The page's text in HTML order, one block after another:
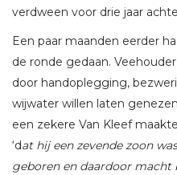
verdween voor drie jaar
Een paar maanden eerder
de ronde gedaan.
door handoplegging,
wijwater willen laten
een zekere Van Kleef
‘dat hij een zevende zoon
geboren en daardoor macht